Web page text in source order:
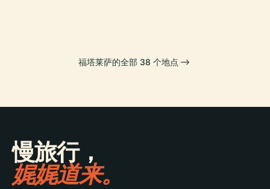
福塔莱萨的全部 38 个地点
慢旅行，
娓娓道来。